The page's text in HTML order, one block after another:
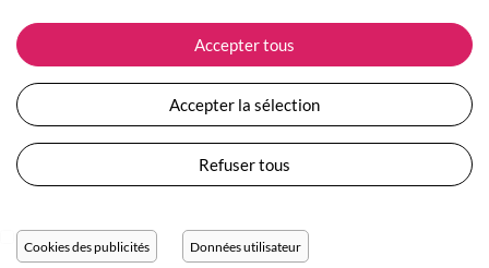
Nos engagements
Plan du site
Devenir revendeur
Collection Femme
Collection Enfants
Les Totebags
Nos différents thèmes
ASSISTANCE
Suivre ma commande
Expédition et livraison
Retour et remboursement
Moyens de paiement
Questions / Réponses
Conditions générales de vente
Protection des données personnelles
Réglage des cookies
Accepter tous
Accepter la sélection
Refuser tous
Cookies des publicités Données utilisateur